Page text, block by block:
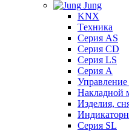
Jung
KNX
Tехника
Серия AS
Серия CD
Серия LS
Серия A
Накладной
Изделия,
Серия SL